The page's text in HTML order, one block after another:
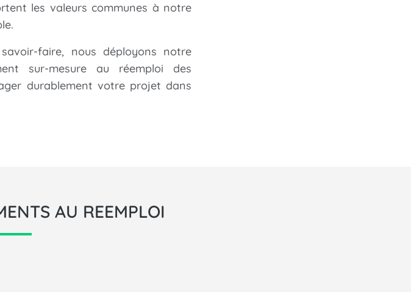
les valeurs communes à notre
faire, nous déployons notre
sur-mesure au réemploi des
durablement votre projet dans
AU REEMPLOI